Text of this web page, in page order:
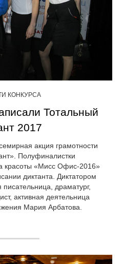
КОНКУРСА
Тотальный
2017
акция грамотности
Полуфиналистки
красоты «Мисс Офис-2016»
диктанта. Диктатором
писательница, драматург,
активная деятельница
Мария Арбатова.